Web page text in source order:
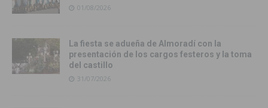
01/08/2026
La fiesta se adueña de Almoradí con la
presentación de los cargos festeros y la toma
del castillo
31/07/2026